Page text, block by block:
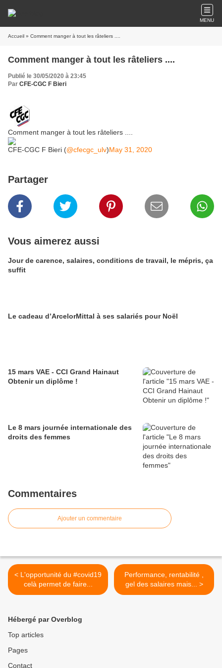
MENU
Accueil » Comment manger à tout les râteliers ....
Comment manger à tout les râteliers ....
Publié le 30/05/2020 à 23:45
Par CFE-CGC F Bieri
Comment manger à tout les râteliers ....
CFE-CGC F Bieri (@cfecgc_ulv)May 31, 2020
Partager
Vous aimerez aussi
Jour de carence, salaires, conditions de travail, le mépris, ça
suffit
Le cadeau d’ArcelorMittal à ses salariés pour Noël
15 mars VAE - CCI Grand Hainaut
Obtenir un diplôme !
Le 8 mars journée internationale des
droits des femmes
Commentaires
Ajouter un commentaire
< L'opportunité du #covid19
celà permet de faire...
Performance, rentabilité ,
gel des salaires mais... >
Hébergé par Overblog
Top articles
Pages
Contact